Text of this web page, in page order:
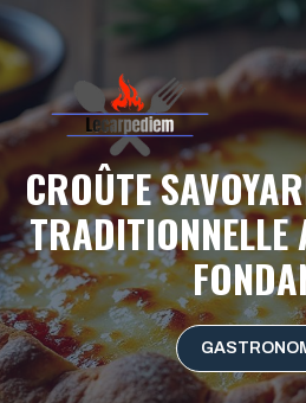
Aller
au
contenu
CROÛTE
TRADITIONNELLE